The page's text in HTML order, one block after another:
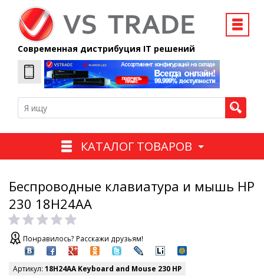
Современная дистрибуция IT решений
КАТАЛОГ ТОВАРОВ
Беспроводные клавиатура и мышь HP
230 18H24AA
Понравилось? Расскажи друзьям!
Артикул: 18H24AA Keyboard and Mouse 230 HP